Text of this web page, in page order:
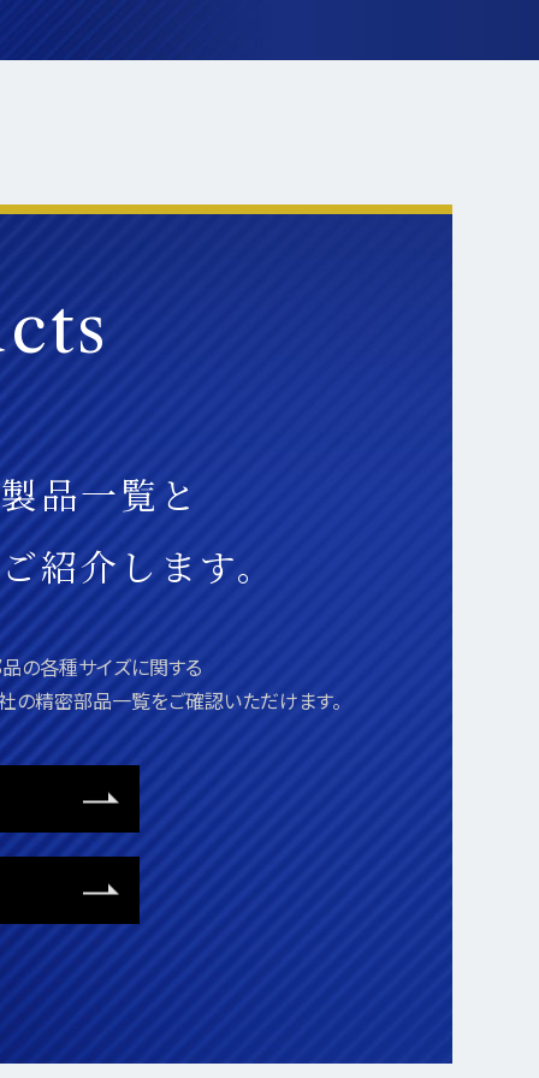
品一覧と
紹介します。
の各種サイズに関する
の精密部品一覧をご確認いただけます。